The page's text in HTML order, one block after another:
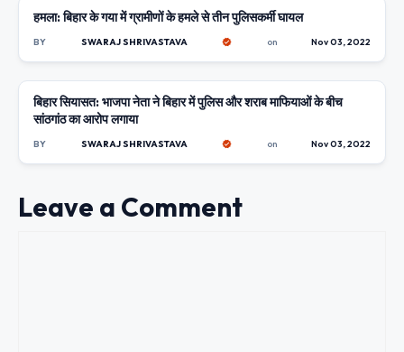
UNCATEGORIZED
हमला: बिहार के गया में ग्रामीणों के हमले से तीन पुलिसकर्मी घायल
BY SWARAJ SHRIVASTAVA on Nov 03, 2022
UNCATEGORIZED
बिहार सियासत: भाजपा नेता ने बिहार में पुलिस और शराब माफियाओं के बीच
सांठगांठ का आरोप लगाया
BY SWARAJ SHRIVASTAVA on Nov 03, 2022
Leave a Comment